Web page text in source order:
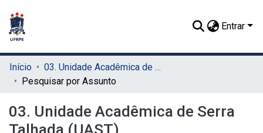
Entrar
Início
03. Unidade Acadêmica de Serra Talhada (UAST)
Pesquisar por Assunto
03. Unidade Acadêmica de Serra
Talhada (UAST)